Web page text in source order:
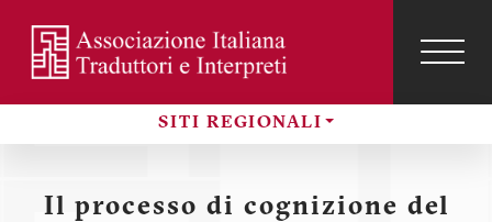
contenuto
principale
SITI REGIONALI
Menu
profilo
utente
Il processo di cognizione del